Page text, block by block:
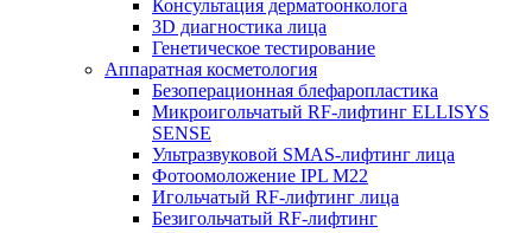
Консультация дерматоонколога
3D диагностика лица
Генетическое тестирование
Аппаратная косметология
Безоперационная блефаропластика
Микроигольчатый RF-лифтинг ELLISYS
SENSE
Ультразвуковой SMAS-лифтинг лица
Фотоомоложение IPL M22
Игольчатый RF-лифтинг лица
Безигольчатый RF-лифтинг